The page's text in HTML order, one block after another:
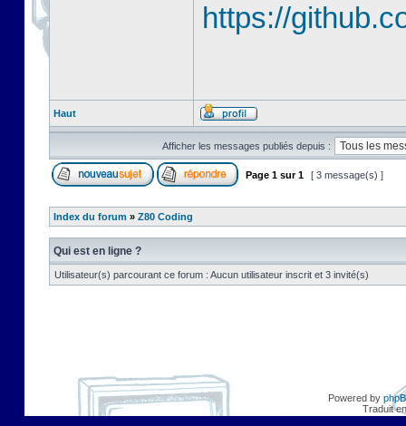
https://
Haut
Afficher les messages publiés depuis :
Page 1 sur1 [ 3 message(s) ]
Index du forum » Z80 Coding
Qui est en ligne ?
Utilisateur(s) parcourant ce forum : Aucun utilisateur inscrit et 3 invité(s)
Powered by
Traduit